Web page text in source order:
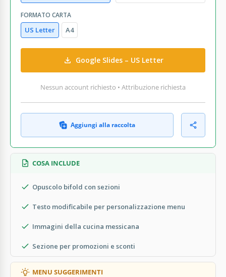
FORMATO CARTA
US Letter A4
Google Slides – US Letter
Nessun account richiesto • Attribuzione richiesta
Aggiungi alla raccolta
COSA INCLUDE
Opuscolo bifold con sezioni
Testo modificabile per personalizzazione menu
Immagini della cucina messicana
Sezione per promozioni e sconti
MENU SUGGERIMENTI